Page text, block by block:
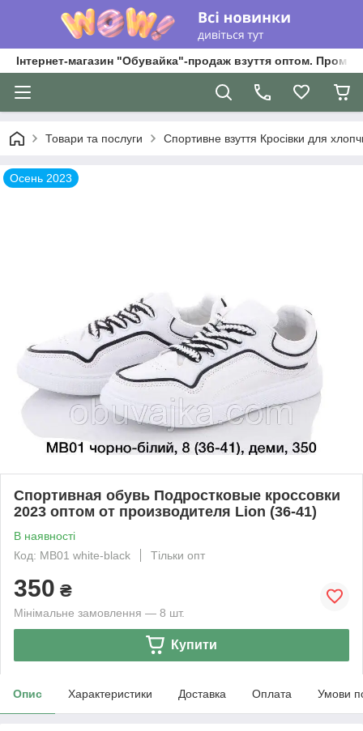
Інтернет-магазин "Обувайка"-продаж взуття оптом.
Товари та послуги Спортивне взуття Кросівки для
Осень 2023
Спортивная обувь Подростковые кроссовки
2023 оптом от производителя Lion (36-41)
В наявності
Код: MB01 white-black
Тільки опт
350 ₴
Мінімальне замовлення — 8 шт.
Купити
Опис Характеристики Доставка Оплата Умови